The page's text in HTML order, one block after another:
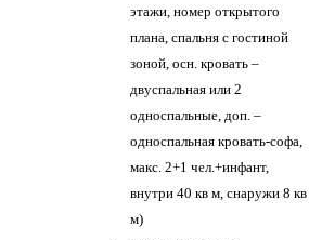
этажи, номер открытого
плана, спальня с гостиной
зоной, осн. кровать –
двуспальная или 2
односпальные, доп. –
односпальная кровать-софа,
макс. 2+1 чел.+инфант,
внутри 40 кв м, снаружи 8 кв
м)